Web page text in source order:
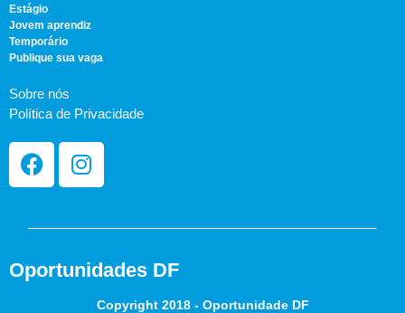
Estágio
Jovem aprendiz
Temporário
Publique sua vaga
Sobre nós
Política de Privacidade
Oportunidades DF
Copyright 2018 - Oportunidade DF